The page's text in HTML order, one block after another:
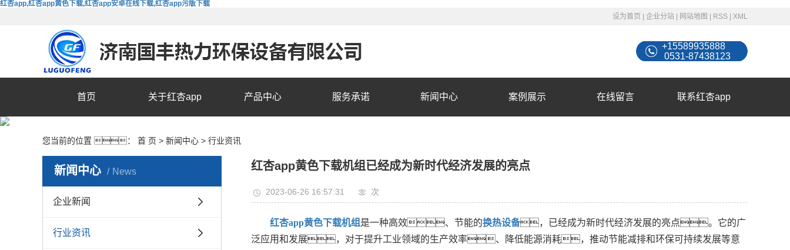
红杏app,红杏app黄色下载,红杏app安卓在线下载,红杏app污版下载
设为首页
企业分站 网站地图 RSS XML
+15589935888
0531-87438123
首页 关于红杏app 产品中心 服务承诺 新闻中心 案例展示 在线留言 联系红杏app
您当前的位置 ： 首 页 > 新闻中心 > 行业资讯
新闻中心 News
企业新闻
行业资讯
红杏app黄色下载机组已经成为新时代经济发展的亮点
2023-06-26 16:57:31 次
红杏app黄色下载机组 是一种高效、节能的换热设备，已经成为新时代经济发展的亮点。它的广
泛应用和发展，对于提升工业领域的生产效率、降低能源消耗，推动节能减排和环保可持续发展等意